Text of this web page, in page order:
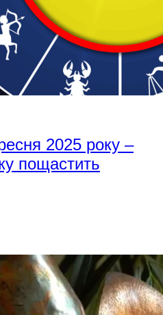
2025 року –
пощастить